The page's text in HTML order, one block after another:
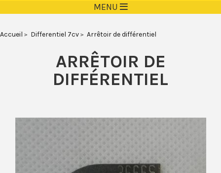
MENU
Accueil Differentiel 7cv Arrêtoir de différentiel
ARRÊTOIR DE
DIFFÉRENTIEL